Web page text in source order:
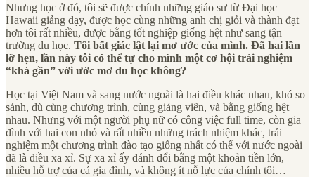
Nhưng học ở đó, tôi sẽ được chính những giáo sư từ Đại học
Hawaii giảng dạy, được học cùng những anh chị giỏi và thành đạt
hơn tôi rất nhiều, được bằng tốt nghiệp giống hệt như sang tận
trường du học. Tôi bất giác lật lại mơ ước của mình. Đã hai lần
lỡ hẹn, lần này tôi có thể tự cho mình một cơ hội trải nghiệm
“khá gần” với ước mơ du học không?
Học tại Việt Nam và sang nước ngoài là hai điều khác nhau, khó so
sánh, dù cùng chương trình, cùng giảng viên, và bằng giống hệt
nhau. Nhưng với một người phụ nữ có công việc full time, còn gia
đình với hai con nhỏ và rất nhiều những trách nhiệm khác, trải
nghiệm một chương trình đào tạo giống nhất có thể với nước ngoài
đã là điều xa xỉ. Sự xa xỉ ấy đánh đổi bằng một khoản tiền lớn,
nhiều hỗ trợ của cả gia đình, và không ít nỗ lực của chính tôi…